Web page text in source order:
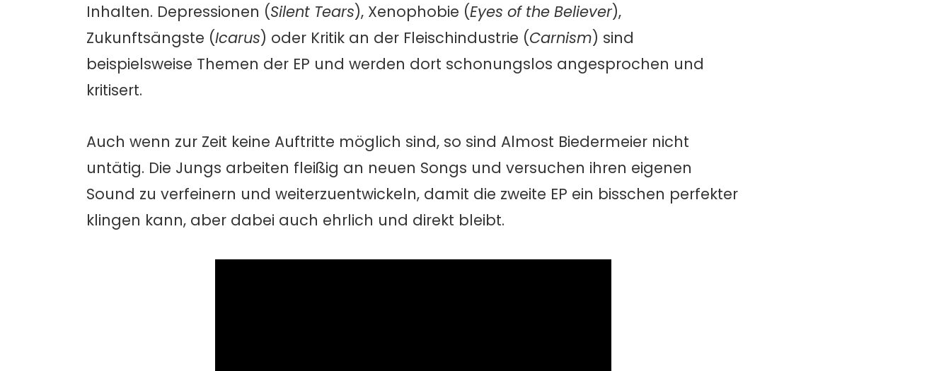
Inhalten. Depressionen (Silent Tears), Xenophobie (Eyes of the Believer),
Zukunftsängste (Icarus) oder Kritik an der Fleischindustrie (Carnism) sind
beispielsweise Themen der EP und werden dort schonungslos angesprochen und
kritisert.
Auch wenn zur Zeit keine Auftritte möglich sind, so sind Almost Biedermeier nicht
untätig. Die Jungs arbeiten fleißig an neuen Songs und versuchen ihren eigenen
Sound zu verfeinern und weiterzuentwickeln, damit die zweite EP ein bisschen perfekter
klingen kann, aber dabei auch ehrlich und direkt bleibt.